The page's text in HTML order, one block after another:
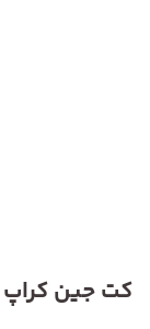
کت جین کراپ 1587